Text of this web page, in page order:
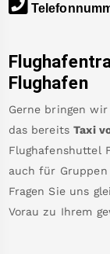
Flughafen
Gerne bringen wir
das bereits Taxi
Flughafenshuttel
auch für
Fragen Sie uns
Vorau zu Ihrem